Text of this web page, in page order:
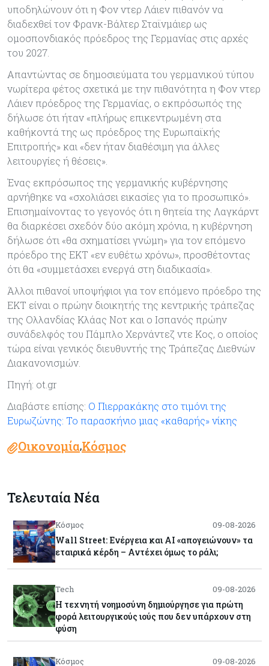
υποδηλώνουν ότι η Φον ντερ Λάιεν πιθανόν να
διαδεχθεί τον Φρανκ-Βάλτερ Σταϊνμάιερ ως
ομοσπονδιακός πρόεδρος της Γερμανίας στις αρχές
του 2027.
Απαντώντας σε δημοσιεύματα του γερμανικού τύπου
νωρίτερα φέτος σχετικά με την πιθανότητα η Φον ντερ
Λάιεν πρόεδρος της Γερμανίας, ο εκπρόσωπός της
δήλωσε ότι ήταν «πλήρως επικεντρωμένη στα
καθήκοντά της ως πρόεδρος της Ευρωπαϊκής
Επιτροπής» και «δεν ήταν διαθέσιμη για άλλες
λειτουργίες ή θέσεις».
Ένας εκπρόσωπος της γερμανικής κυβέρνησης
αρνήθηκε να «σχολιάσει εικασίες για το προσωπικό».
Επισημαίνοντας το γεγονός ότι η θητεία της Λαγκάρντ
θα διαρκέσει σχεδόν δύο ακόμη χρόνια, η κυβέρνηση
δήλωσε ότι «θα σχηματίσει γνώμη» για τον επόμενο
πρόεδρο της ΕΚΤ «εν ευθέτω χρόνω», προσθέτοντας
ότι θα «συμμετάσχει ενεργά στη διαδικασία».
Άλλοι πιθανοί υποψήφιοι για τον επόμενο πρόεδρο της
ΕΚΤ είναι ο πρώην διοικητής της κεντρικής τράπεζας
της Ολλανδίας Κλάας Νοτ και ο Ισπανός πρώην
συνάδελφός του Πάμπλο Χερνάντεζ ντε Κος, ο οποίος
τώρα είναι γενικός διευθυντής της Τράπεζας Διεθνών
Διακανονισμών.
Πηγή: ot.gr
Διαβάστε επίσης: Ο Πιερρακάκης στο τιμόνι της
Ευρωζώνης: Το παρασκήνιο μιας «καθαρής» νίκης
Οικονομία,Κόσμος
Τελευταία Νέα
Κόσμος 09-08-2026
Wall Street: Ενέργεια και AI «απογειώνουν» τα
εταιρικά κέρδη – Αντέχει όμως το ράλι;
Tech 09-08-2026
Η τεχνητή νοημοσύνη δημιούργησε για πρώτη
φορά λειτουργικούς ιούς που δεν υπάρχουν στη
φύση
Κόσμος 09-08-2026